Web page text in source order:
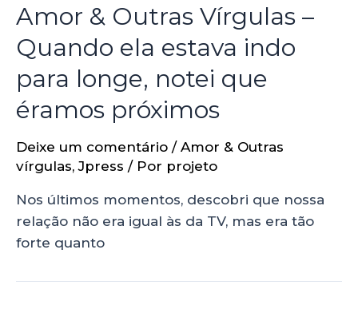
Amor & Outras Vírgulas –
Quando ela estava indo
para longe, notei que
éramos próximos
Deixe um comentário / Amor & Outras
vírgulas,Jpress / Por projeto
Nos últimos momentos, descobri que nossa
relação não era igual às da TV, mas era tão
forte quanto